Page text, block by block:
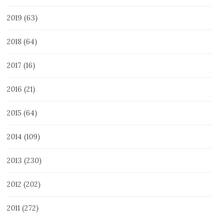
2019 (63)
2018 (64)
2017 (16)
2016 (21)
2015 (64)
2014 (109)
2013 (230)
2012 (202)
2011 (272)